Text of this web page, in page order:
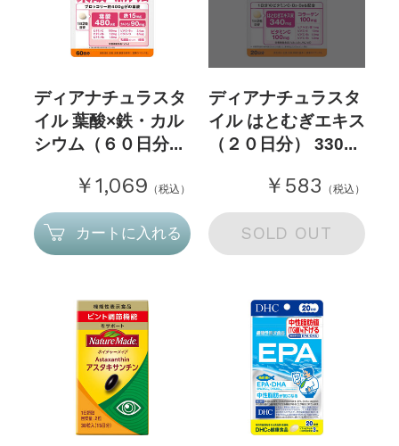
ディアナチュラスタ
イル 葉酸×鉄・カル
シウム（６０日分...
￥1,069 （税込）
カートに入れる
ディアナチュラスタ
イル はとむぎエキス
（２０日分） 330...
￥583 （税込）
SOLD OUT